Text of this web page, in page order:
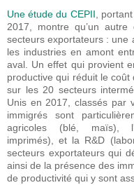
Une étude du CEPII,
2017, montre qu’un
secteurs exportateurs : une
les industries en amont
aval. Un effet qui provient
productive qui réduit le
sur les 20 secteurs
Unis en 2017, classés par
immigrés sont
agricoles (blé, maïs),
imprimés), et la R&D
secteurs exportateurs qui
ainsi de la présence des
de productivité qui y sont